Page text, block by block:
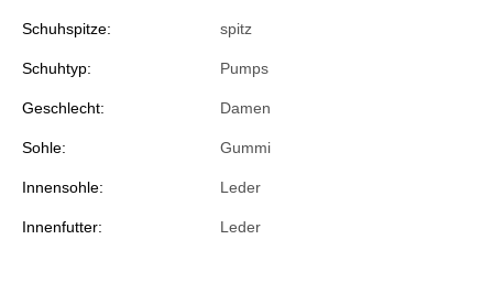
Schuhspitze: spitz
Schuhtyp: Pumps
Geschlecht: Damen
Sohle: Gummi
Innensohle: Leder
Innenfutter: Leder